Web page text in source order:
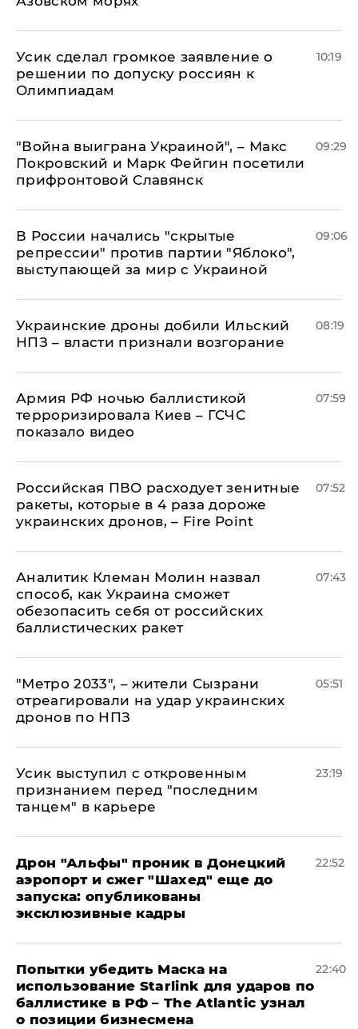
Усик сделал громкое заявление о
решении по допуску россиян к
Олимпиадам
10:19
"Война выиграна Украиной", – Макс
Покровский и Марк Фейгин посетили
прифронтовой Славянск
09:29
В России начались "скрытые
репрессии" против партии "Яблоко",
выступающей за мир с Украиной
09:06
Украинские дроны добили Ильский
НПЗ – власти признали возгорание
08:19
Армия РФ ночью баллистикой
терроризировала Киев – ГСЧС
показало видео
07:59
Российская ПВО расходует зенитные
ракеты, которые в 4 раза дороже
украинских дронов, – Fire Point
07:52
Аналитик Клеман Молин назвал
способ, как Украина сможет
обезопасить себя от российских
баллистических ракет
07:43
"Метро 2033", – жители Сызрани
отреагировали на удар украинских
дронов по НПЗ
05:51
Усик выступил с откровенным
признанием перед "последним
танцем" в карьере
23:19
Дрон "Альфы" проник в Донецкий
аэропорт и сжег "Шахед" еще до
запуска: опубликованы
эксклюзивные кадры
22:52
Попытки убедить Маска на
использование Starlink для ударов по
баллистике в РФ – The Atlantic узнал
о позиции бизнесмена
22:40